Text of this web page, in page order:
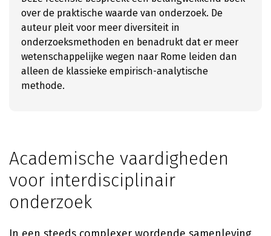
over de praktische waarde van onderzoek. De
auteur pleit voor meer diversiteit in
onderzoeksmethoden en benadrukt dat er meer
wetenschappelijke wegen naar Rome leiden dan
alleen de klassieke empirisch-analytische
methode.
Academische vaardigheden
voor interdisciplinair
onderzoek